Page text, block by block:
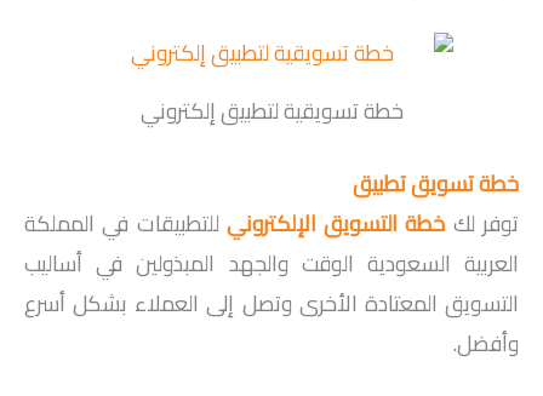
خطة تسويقية لتطبيق إلكتروني
خطة تسويق تطبيق
توفر لك خطة التسويق الإلكتروني للتطبيقات في المملكة
العربية السعودية الوقت والجهد المبذولين في أساليب
التسويق المعتادة الأخرى وتصل إلى العملاء بشكل أسرع
وأفضل.